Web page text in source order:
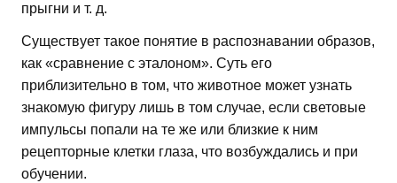
прыгни и т. д.
Существует такое понятие в распознавании образов,
как «сравнение с эталоном». Суть его
приблизительно в том, что животное может узнать
знакомую фигуру лишь в том случае, если световые
импульсы попали на те же или близкие к ним
рецепторные клетки глаза, что возбуждались и при
обучении.